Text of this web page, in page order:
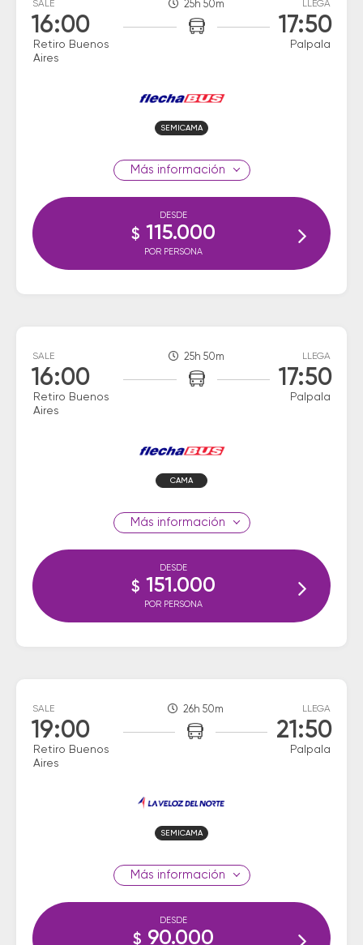
SALE
16:00
Retiro Buenos
Aires
25h 50m LLEGA
17:50
Palpala
SEMICAMA
información
DESDE
$ 115.000
POR PERSONA
SALE
16:00
Retiro Buenos
Aires
25h 50m LLEGA
17:50
Palpala
CAMA
información
DESDE
$ 151.000
POR PERSONA
SALE
19:00
Retiro Buenos
Aires
26h 50m LLEGA
21:50
Palpala
SEMICAMA
información
DESDE
$ 90.000